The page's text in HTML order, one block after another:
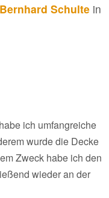
Schultein
ich umfangreiche
wurde die Decke
Zweck habe ich den
wieder an der